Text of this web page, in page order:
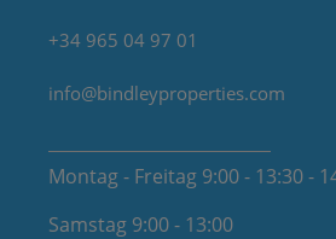
+34 965 04 97 01
info@bindleyproperties.com
Montag - Freitag 9:00 - 13:30 -
Samstag 9:00 - 13:00